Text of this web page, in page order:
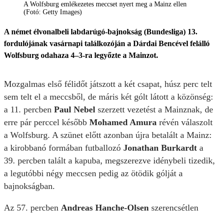
A Wolfsburg emlékezetes meccset nyert meg a Mainz ellen
(Fotó: Getty Images)
A német élvonalbeli labdarúgó-bajnokság (Bundesliga) 13.
fordulójának vasárnapi találkozóján a Dárdai Bencével felálló
Wolfsburg odahaza 4–3-ra legyőzte a Mainzot.
Mozgalmas első félidőt játszott a két csapat, húsz perc telt
sem telt el a meccsből, de máris két gólt látott a közönség:
a 11. percben Paul Nebel szerzett vezetést a Mainznak, de
erre pár perccel később Mohamed Amura révén válaszolt
a Wolfsburg. A szünet előtt azonban újra betalált a Mainz:
a kirobbanó formában futballozó Jonathan Burkardt a
39. percben talált a kapuba, megszerezve idénybeli tizedik,
a legutóbbi négy meccsen pedig az ötödik gólját a
bajnokságban.
Az 57. percben Andreas Hanche-Olsen szerencsétlen